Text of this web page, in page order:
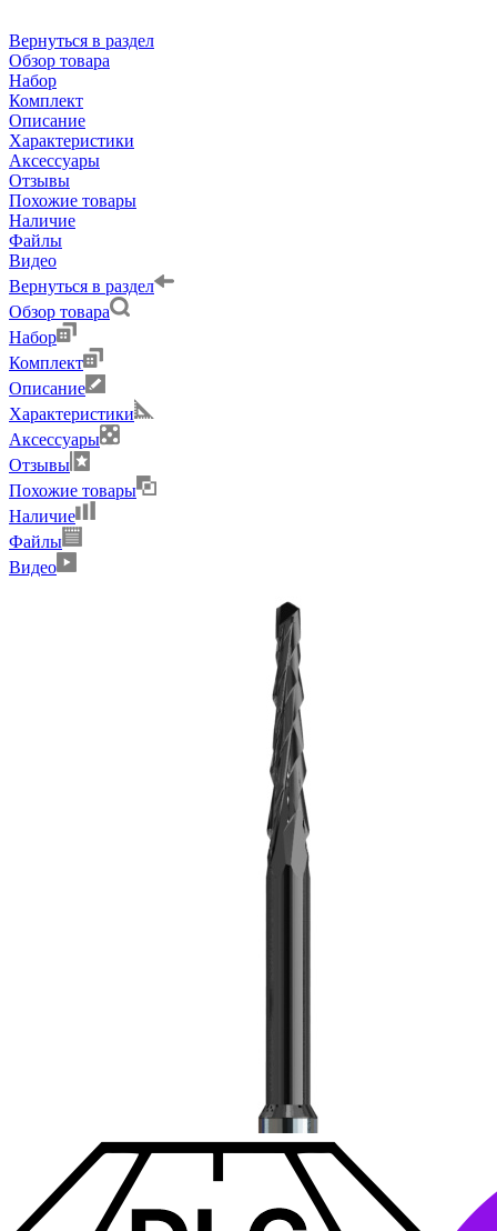
Вернуться в раздел
Обзор товара
Набор
Комплект
Описание
Характеристики
Аксессуары
Отзывы
Похожие товары
Наличие
Файлы
Видео
Вернуться в раздел
Обзор товара
Набор
Комплект
Описание
Характеристики
Аксессуары
Отзывы
Похожие товары
Наличие
Файлы
Видео